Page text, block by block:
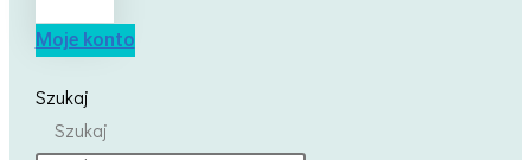
Moje konto
Szukaj
Szukaj